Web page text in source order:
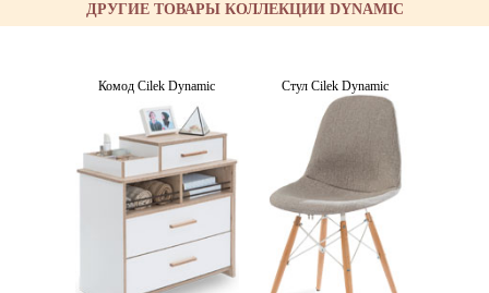
ДРУГИЕ ТОВАРЫ КОЛЛЕКЦИИ DYNAMIC
Комод Cilek Dynamic Стул Cilek Dynamic